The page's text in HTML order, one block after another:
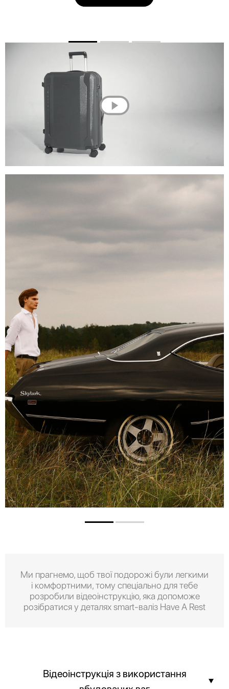
Ми прагнемо, щоб твої подорожі були легкими
і комфортними, тому спеціально для тебе
розробили відеоінструкцію, яка допоможе
розібратися у деталях smart-валіз Have A Rest
Відеоінструкція з використання
💌 Долучайся до спільноти Have A Rest!